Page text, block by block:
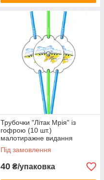
Трубочки "Літак Мрія" із
гофрою (10 шт.)
малотиражне видання
Під замовлення
40 ₴/упаковка